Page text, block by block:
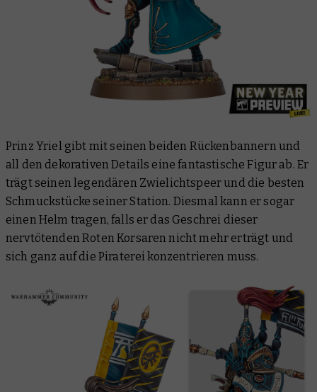
Prinz Yriel gibt mit seinen beiden Rückenbannern und
all den dekorativen Details eine fantastische Figur ab. Er
trägt seinen legendären Zwielichtspeer und die besten
Schmuckstücke seiner Station. Diesmal kann er sogar
einen Helm tragen, falls er das Geschrei dieser
nervtötenden Roten Korsaren nicht mehr erträgt und
sich ganz auf die Piraterei konzentrieren muss.